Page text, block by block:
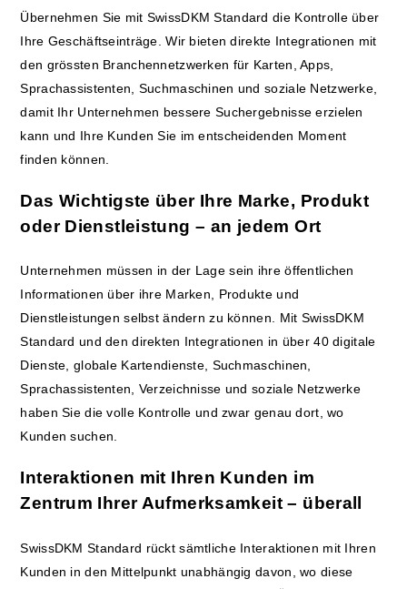
Übernehmen Sie mit SwissDKM Standard die Kontrolle über
Ihre Geschäftseinträge. Wir bieten direkte Integrationen mit
den grössten Branchennetzwerken für Karten, Apps,
Sprachassistenten, Suchmaschinen und soziale Netzwerke,
damit Ihr Unternehmen bessere Suchergebnisse erzielen
kann und Ihre Kunden Sie im entscheidenden Moment
finden können.
Das Wichtigste über Ihre Marke, Produkt
oder Dienstleistung – an jedem Ort
Unternehmen müssen in der Lage sein ihre öffentlichen
Informationen über ihre Marken, Produkte und
Dienstleistungen selbst ändern zu können. Mit SwissDKM
Standard und den direkten Integrationen in über 40 digitale
Dienste, globale Kartendienste, Suchmaschinen,
Sprachassistenten, Verzeichnisse und soziale Netzwerke
haben Sie die volle Kontrolle und zwar genau dort, wo
Kunden suchen.
Interaktionen mit Ihren Kunden im
Zentrum Ihrer Aufmerksamkeit – überall
SwissDKM Standard rückt sämtliche Interaktionen mit Ihren
Kunden in den Mittelpunkt unabhängig davon, wo diese